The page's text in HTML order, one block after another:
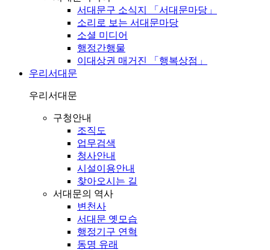
서대문구 소식지 「서대문마당」
소리로 보는 서대문마당
소셜 미디어
행정간행물
이대상권 매거진 「행복상점」
우리서대문
우리서대문
구청안내
조직도
업무검색
청사안내
시설이용안내
찾아오시는 길
서대문의 역사
변천사
서대문 옛모습
행정기구 연혁
동명 유래